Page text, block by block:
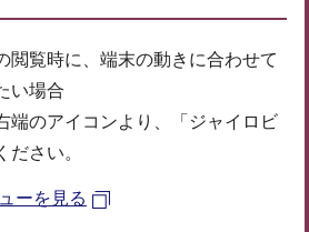
閲覧時に、端末の動きに合わせて
い場合
端のアイコンより、「ジャイロビ
ださい。
ーを見る